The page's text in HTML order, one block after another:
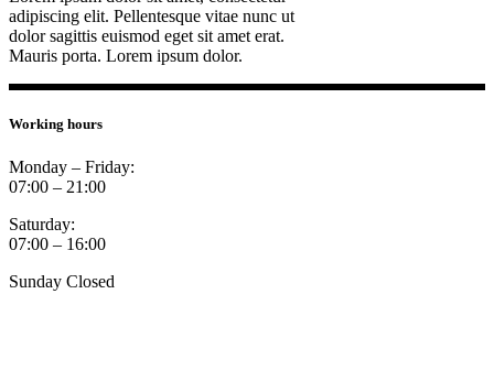
adipiscing elit. Pellentesque vitae nunc ut
dolor sagittis euismod eget sit amet erat.
Mauris porta. Lorem ipsum dolor.
Working hours
Monday – Friday:
07:00 – 21:00
Saturday:
07:00 – 16:00
Sunday Closed